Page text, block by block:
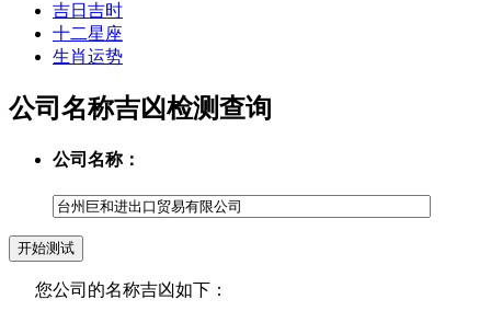
吉日吉时
十二星座
生肖运势
公司名称吉凶检测查询
公司名称：
您公司的名称吉凶如下：